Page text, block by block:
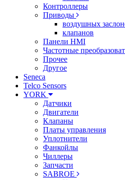
Контроллеры
Приводы
воздушных
клапанов
Панели HMI
Частотные
Прочее
Другое
Seneca
Telco Sensors
YORK
Датчики
Двигатели
Клапаны
Платы управления
Уплотнители
Фанкойлы
Чиллеры
Запчасти
SABROE